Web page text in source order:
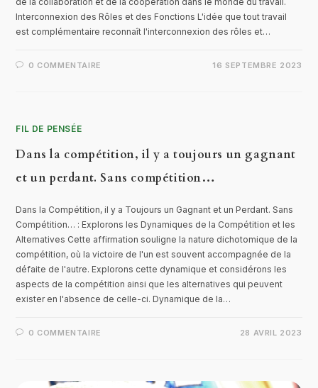
Interconnexion des Rôles et des Fonctions L'idée que tout travail
est complémentaire reconnaît l'interconnexion des rôles et…
0 COMMENTAIRE 16 SEPTEMBRE 2023
FIL DE PENSÉE
Dans la compétition, il y a toujours un gagnant
et un perdant. Sans compétition…
Dans la Compétition, il y a Toujours un Gagnant et un Perdant. Sans
Compétition… : Explorons les Dynamiques de la Compétition et les
Alternatives Cette affirmation souligne la nature dichotomique de la
compétition, où la victoire de l'un est souvent accompagnée de la
défaite de l'autre. Explorons cette dynamique et considérons les
aspects de la compétition ainsi que les alternatives qui peuvent
exister en l'absence de celle-ci. Dynamique de la…
0 COMMENTAIRE 28 AVRIL 2023